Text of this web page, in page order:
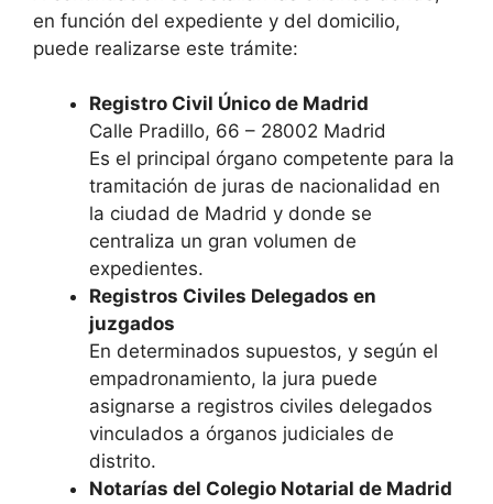
en función del expediente y del domicilio,
puede realizarse este trámite:
Registro Civil Único de Madrid
Calle Pradillo, 66 – 28002 Madrid
Es el principal órgano competente para la
tramitación de juras de nacionalidad en
la ciudad de Madrid y donde se
centraliza un gran volumen de
expedientes.
Registros Civiles Delegados en
juzgados
En determinados supuestos, y según el
empadronamiento, la jura puede
asignarse a registros civiles delegados
vinculados a órganos judiciales de
distrito.
Notarías del Colegio Notarial de Madrid